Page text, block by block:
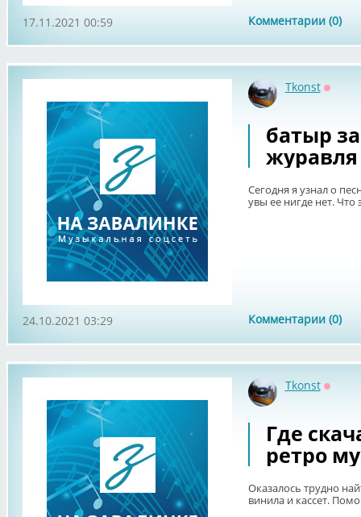
Комментарии (0)
17.11.2021 00:59
Tkonst
батыр
журавля
Сегодня я узнал о
увы ее нигде нет. Что
Комментарии (0)
24.10.2021 03:29
Tkonst
Где
ретро
Оказалось трудно
винила и кассет.